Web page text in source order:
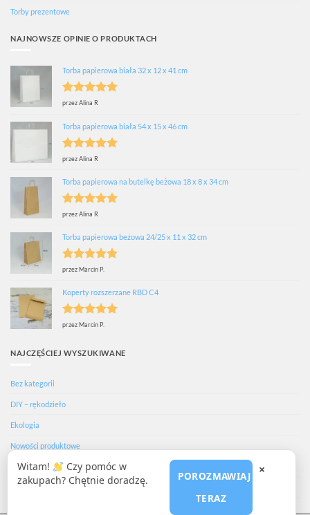
Torby prezentowe
NAJNOWSZE OPINIE O PRODUKTACH
Torba papierowa biała 32 x 12 x 41 cm
Oceniono
przez Alina R
Torba papierowa biała 54 x 15 x 46 cm
Oceniono
przez Alina R
Torba papierowa na butelkę beżowa 18 x 8 x 34 cm
Oceniono
przez Alina R
Torba papierowa beżowa 24/25 x 11 x 32 cm
Oceniono
przez Marcin P.
Koperty rozszerzane RBD C4
Oceniono
przez Marcin P.
NAJCZĘŚCIEJ WYSZUKIWANE
Bez kategorii
DIY – rękodzieło
Ekologia
Nowości produktowe
Porady i inspiracje
Przewodniki zakupowe
×
Witam!
Czy pomóc w
zakupach? Chętnie doradzę.
POROZMAWIAJ
TERAZ